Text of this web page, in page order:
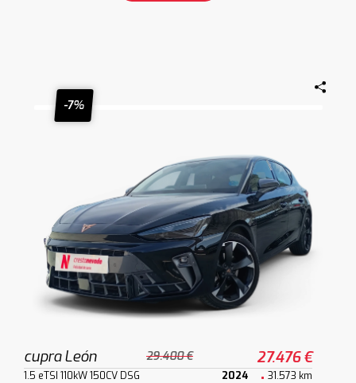
-7%
cupra León 29.400 € 27.476 €
1.5 eTSI 110kW 150CV DSG 2024 31.573 km